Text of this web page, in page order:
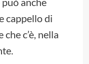
cappello di
c’è, nella